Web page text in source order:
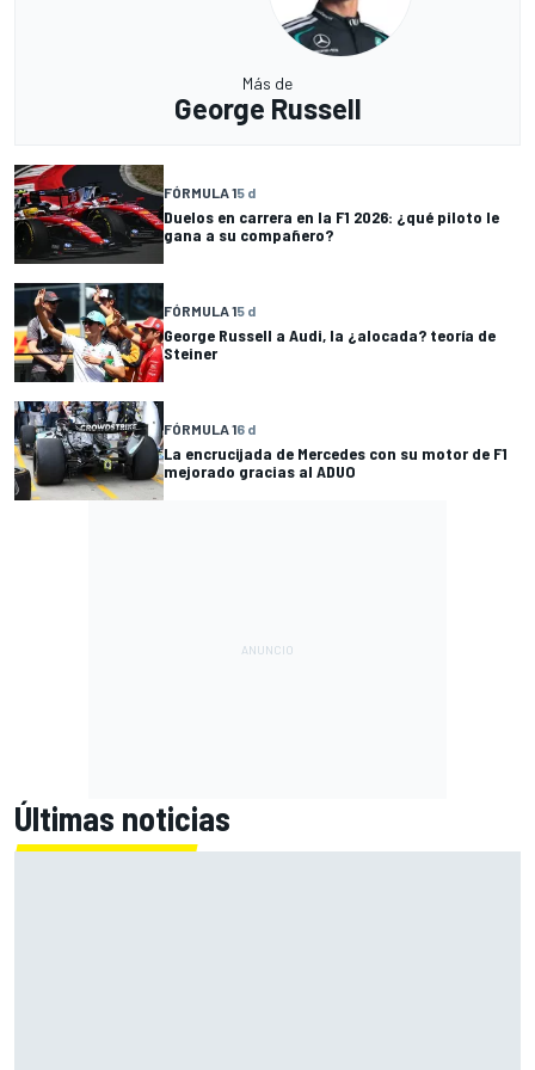
Más de
George Russell
FÓRMULA 15 d
Duelos en carrera en la F1 2026: ¿qué piloto le
gana a su compañero?
FÓRMULA 15 d
George Russell a Audi, la ¿alocada? teoría de
Steiner
FÓRMULA 16 d
La encrucijada de Mercedes con su motor de F1
mejorado gracias al ADUO
Últimas noticias